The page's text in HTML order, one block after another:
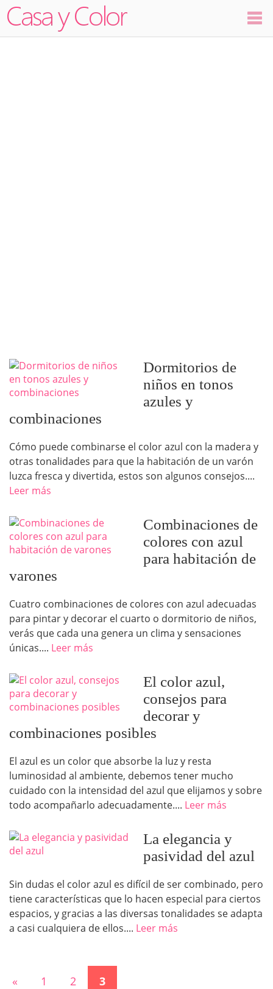
Dormitorios de
niños en tonos
azules y
combinaciones
Cómo puede combinarse el color azul con la madera y
otras tonalidades para que la habitación de un varón
luzca fresca y divertida, estos son algunos consejos....
Leer más
Combinaciones de
colores con azul
para habitación de
varones
Cuatro combinaciones de colores con azul adecuadas
para pintar y decorar el cuarto o dormitorio de niños,
verás que cada una genera un clima y sensaciones
únicas.... Leer más
El color azul,
consejos para
decorar y
combinaciones posibles
El azul es un color que absorbe la luz y resta
luminosidad al ambiente, debemos tener mucho
cuidado con la intensidad del azul que elijamos y sobre
todo acompañarlo adecuadamente.... Leer más
La elegancia y
pasividad del azul
Sin dudas el color azul es difícil de ser combinado, pero
tiene características que lo hacen especial para ciertos
espacios, y gracias a las diversas tonalidades se adapta
a casi cualquiera de ellos.... Leer más
« 1 2 3